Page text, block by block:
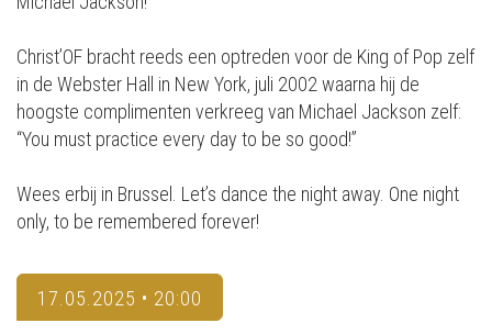
Christ’OF bracht reeds een optreden voor de King of Pop zelf
in de Webster Hall in New York, juli 2002 waarna hij de
hoogste complimenten verkreeg van Michael Jackson zelf:
“You must practice every day to be so good!”
Wees erbij in Brussel. Let’s dance the night away. One night
only, to be remembered forever!
17.05.2025 • 20:00